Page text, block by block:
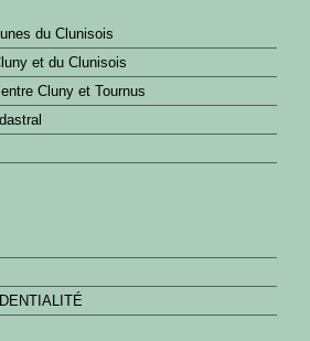
du Clunisois
et du Clunisois
Cluny et Tournus